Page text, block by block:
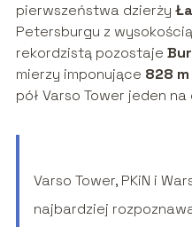
pierwszeństwa dzierży
Petersburgu z wysokością
rekordzistą pozostaje
mierzy imponujące 828 m
pół Varso Tower jeden na
Varso Tower, PKiN i
najbardziej